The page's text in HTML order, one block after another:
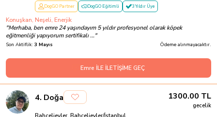
DogGO Partner DogGO Eğitimli 3 Yıldır Üye
Konuşkan, Neşeli, Enerjik
"Merhaba‚ ben emre 24 yaşındayım 5 yıldır profesyonel olarak köpek
eğitmenliği yapıyorum sertifikalı ..."
Son Aktiflik: 3 Mayıs Ödeme alınmayacaktır.
Emre İLE İLETİŞİME GEÇ
4. Doğa 1300.00 TL
gecelik